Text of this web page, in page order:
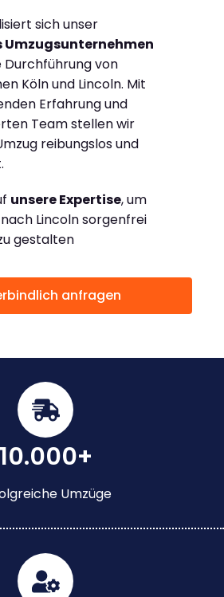
sich unser
Umzugsunternehmen
Durchführung von
Köln und Lincoln. Mit
Erfahrung und
Team stellen wir
reibungslos und
unsere Expertise, um
Lincoln sorgenfrei
gestalten
anfragen
10.000+
Umzüge